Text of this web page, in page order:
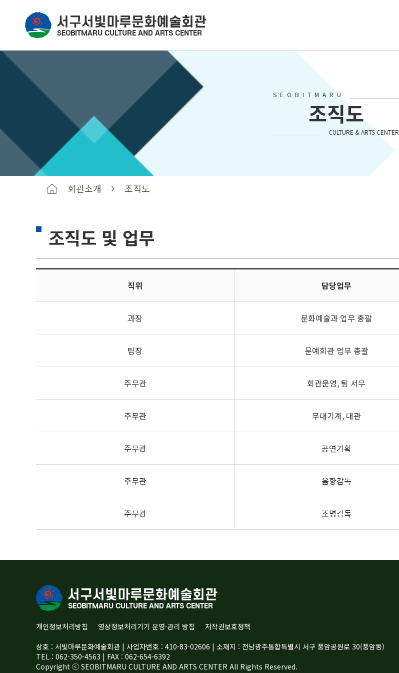
SEOBITMARU
조직도
CULTURE & ARTS CENTER
회관소개 조직도
조직도 및 업무
직위 담당업무
과장 문화예술과 업무 총괄
팀장 문예회관 업무 총괄
주무관 회관운영, 팀 서무
주무관 무대기계, 대관
주무관 공연기획
주무관 음향감독
주무관 조명감독
개인정보처리방침 영상정보처리기기 운영·관리 방침
저작권보호정책
상호 : 서빛마루문화예술회관 | 사업자번호 : 410-83-02606 | 소재지 : 전남광주통합특별시 서구 풍암공원로 30(풍암동)
TEL : 062-350-4563 | FAX : 062-654-6392
Copyright ⓒ SEOBITMARU CULTURE AND ARTS CENTER All Rights Reserved.